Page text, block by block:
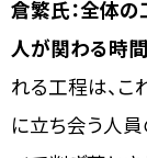
倉繁氏：全体の
人が関わる時間
れる工程は、こ
に立ち会う人